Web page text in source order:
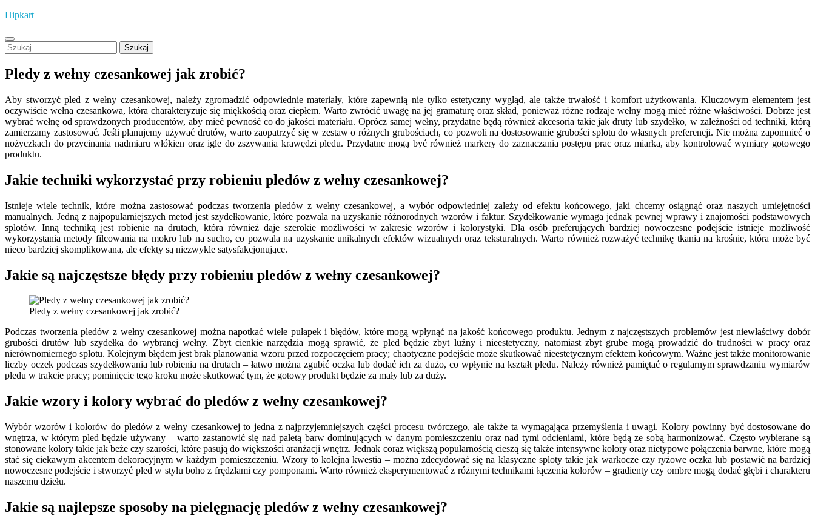
Skip
content
Hipkart
Szukaj:
Pledy z wełny czesankowej jak zrobić?
Aby stworzyć pled z wełny czesankowej, należy zgromadzić odpowiednie materiały, które zapewnią nie tylko estetyczny wygląd, ale także trwałość i komfort użytkowania. Kluczowym elementem jest
oczywiście wełna czesankowa, która charakteryzuje się miękkością oraz ciepłem. Warto zwrócić uwagę na jej gramaturę oraz skład, ponieważ różne rodzaje wełny mogą mieć różne właściwości. Dobrze jest
wybrać wełnę od sprawdzonych producentów, aby mieć pewność co do jakości materiału. Oprócz samej wełny, przydatne będą również akcesoria takie jak druty lub szydełko, w zależności od techniki, którą
zamierzamy zastosować. Jeśli planujemy używać drutów, warto zaopatrzyć się w zestaw o różnych grubościach, co pozwoli na dostosowanie grubości splotu do własnych preferencji. Nie można zapomnieć o
nożyczkach do przycinania nadmiaru włókien oraz igle do zszywania krawędzi pledu. Przydatne mogą być również markery do zaznaczania postępu prac oraz miarka, aby kontrolować wymiary gotowego
produktu.
Jakie techniki wykorzystać przy robieniu pledów z wełny czesankowej?
Istnieje wiele technik, które można zastosować podczas tworzenia pledów z wełny czesankowej, a wybór odpowiedniej zależy od efektu końcowego, jaki chcemy osiągnąć oraz naszych umiejętności
manualnych. Jedną z najpopularniejszych metod jest szydełkowanie, które pozwala na uzyskanie różnorodnych wzorów i faktur. Szydełkowanie wymaga jednak pewnej wprawy i znajomości podstawowych
splotów. Inną techniką jest robienie na drutach, która również daje szerokie możliwości w zakresie wzorów i kolorystyki. Dla osób preferujących bardziej nowoczesne podejście istnieje możliwość
wykorzystania metody filcowania na mokro lub na sucho, co pozwala na uzyskanie unikalnych efektów wizualnych oraz teksturalnych. Warto również rozważyć technikę tkania na krośnie, która może być
nieco bardziej skomplikowana, ale efekty są niezwykle satysfakcjonujące.
Jakie są najczęstsze błędy przy robieniu pledów z wełny czesankowej?
Pledy z wełny czesankowej jak zrobić?
Podczas tworzenia pledów z wełny czesankowej można napotkać wiele pułapek i błędów, które mogą wpłynąć na jakość końcowego produktu. Jednym z najczęstszych problemów jest niewłaściwy dobór
grubości drutów lub szydełka do wybranej wełny. Zbyt cienkie narzędzia mogą sprawić, że pled będzie zbyt luźny i nieestetyczny, natomiast zbyt grube mogą prowadzić do trudności w pracy oraz
nierównomiernego splotu. Kolejnym błędem jest brak planowania wzoru przed rozpoczęciem pracy; chaotyczne podejście może skutkować nieestetycznym efektem końcowym. Ważne jest także monitorowanie
liczby oczek podczas szydełkowania lub robienia na drutach – łatwo można zgubić oczka lub dodać ich za dużo, co wpłynie na kształt pledu. Należy również pamiętać o regularnym sprawdzaniu wymiarów
pledu w trakcie pracy; pominięcie tego kroku może skutkować tym, że gotowy produkt będzie za mały lub za duży.
Jakie wzory i kolory wybrać do pledów z wełny czesankowej?
Wybór wzorów i kolorów do pledów z wełny czesankowej to jedna z najprzyjemniejszych części procesu twórczego, ale także ta wymagająca przemyślenia i uwagi. Kolory powinny być dostosowane do
wnętrza, w którym pled będzie używany – warto zastanowić się nad paletą barw dominujących w danym pomieszczeniu oraz nad tymi odcieniami, które będą ze sobą harmonizować. Często wybierane są
stonowane kolory takie jak beże czy szarości, które pasują do większości aranżacji wnętrz. Jednak coraz większą popularnością cieszą się także intensywne kolory oraz nietypowe połączenia barwne, które mogą
stać się ciekawym akcentem dekoracyjnym w każdym pomieszczeniu. Wzory to kolejna kwestia – można zdecydować się na klasyczne sploty takie jak warkocze czy ryżowe oczka lub postawić na bardziej
nowoczesne podejście i stworzyć pled w stylu boho z frędzlami czy pomponami. Warto również eksperymentować z różnymi technikami łączenia kolorów – gradienty czy ombre mogą dodać głębi i charakteru
naszemu dziełu.
Jakie są najlepsze sposoby na pielęgnację pledów z wełny czesankowej?